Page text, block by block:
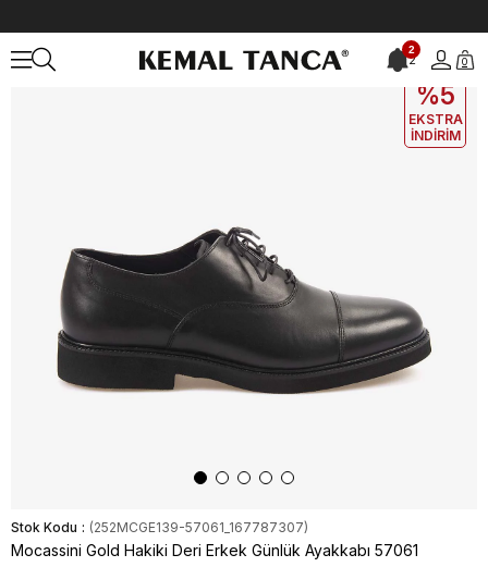
2
2 0
EKLE5
%5
EKSTRA
İNDİRİM
Stok Kodu (252MCGE139-57061_167787307)
Mocassini Gold Hakiki Deri Erkek Günlük Ayakkabı 57061